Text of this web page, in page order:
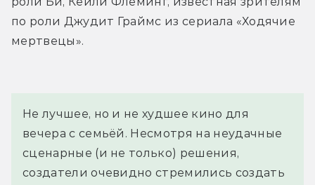
по роли Джудит Граймс из сериала «Ходячие
мертвецы».
Не лучшее, но и не худшее кино для
вечера с семьёй. Несмотря на неудачные
сценарные (и не только) решения,
создатели очевидно стремились создать